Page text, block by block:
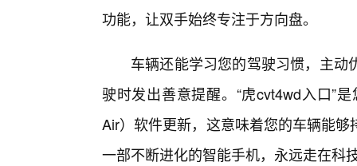
功能，让双手始终专注于方向盘。
车辆还能学习您的驾驶习惯，主
驶时发出善意提醒。“虎cvt4wd入口”
Air）软件更新，这意味着您的车辆能
一部不断进化的智能手机，永远走在科